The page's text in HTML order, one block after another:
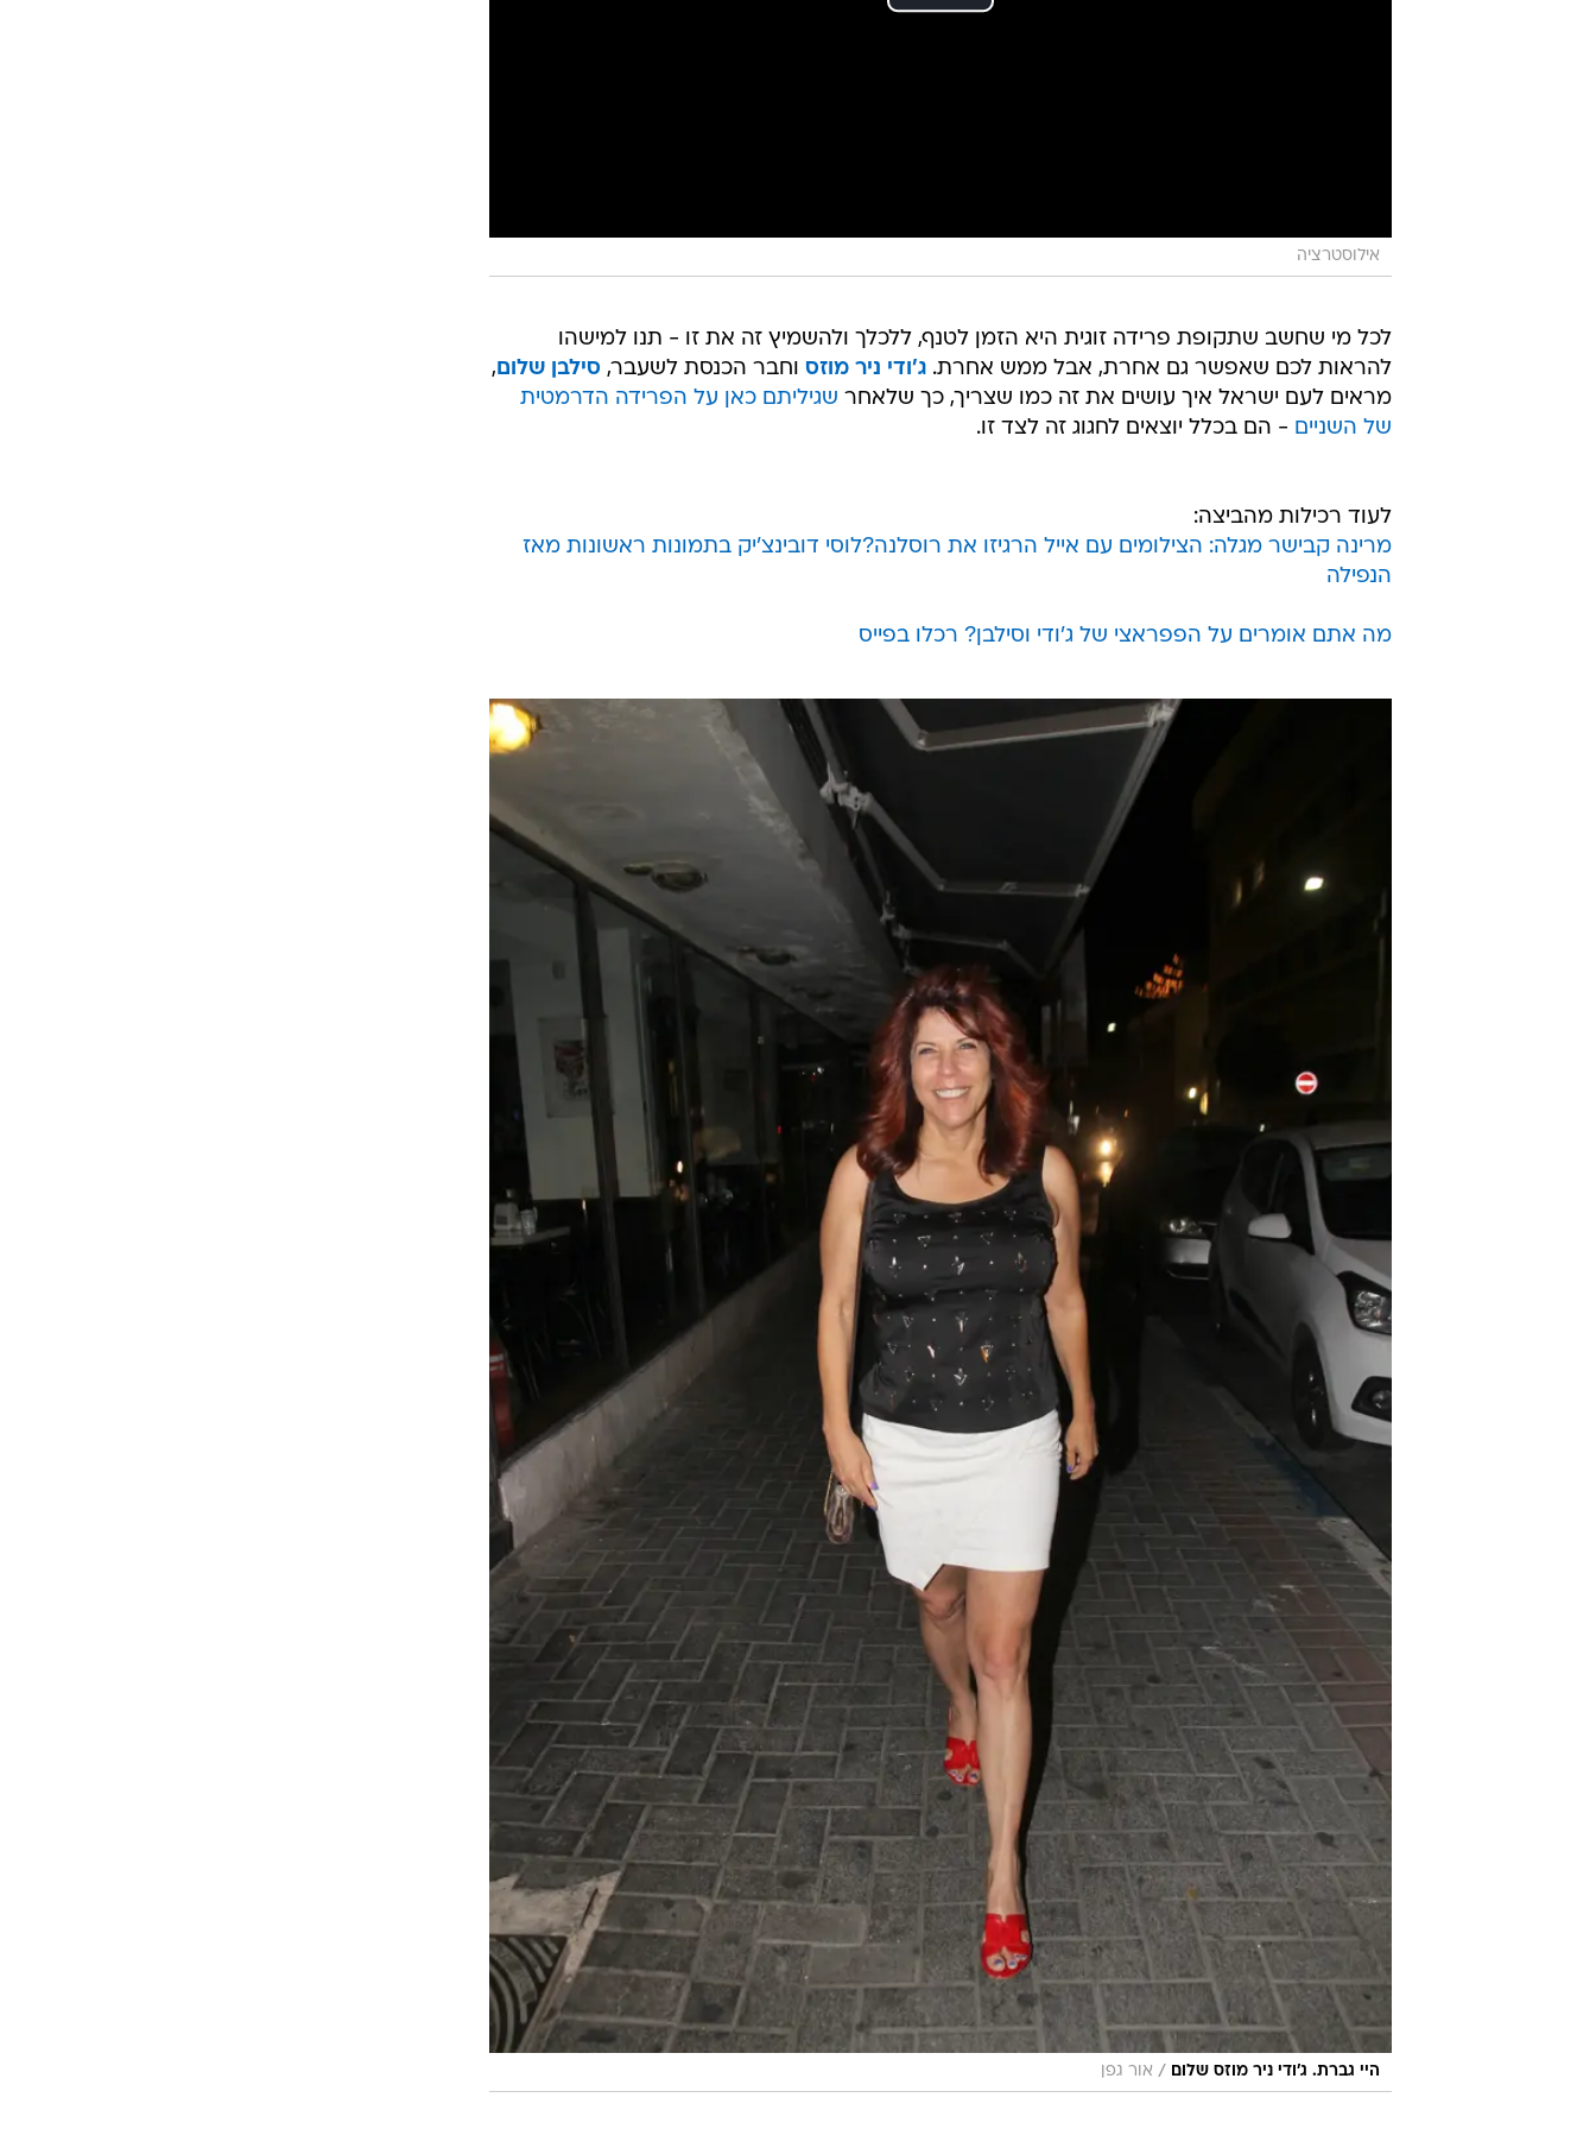
אילוסטרציה
לכל מי שחשב שתקופת פרידה זוגית היא הזמן לטנף, ללכלך ולהשמיץ זה את זו - תנו למישהו
להראות לכם שאפשר גם אחרת, אבל ממש אחרת. ג'ודי ניר מוזס וחבר הכנסת לשעבר, סילבן שלום,
מראים לעם ישראל איך עושים את זה כמו שצריך, כך שלאחר שגיליתם כאן על הפרידה הדרמטית
של השניים - הם בכלל יוצאים לחגוג זה לצד זו.
לעוד רכילות מהביצה:
מרינה קבישר מגלה: הצילומים עם אייל הרגיזו את רוסלנה?לוסי דובינצ'יק בתמונות ראשונות מאז
הנפילה
מה אתם אומרים על הפפראצי של ג'ודי וסילבן? רכלו בפייס
היי גברת. ג'ודי ניר מוזס שלום / אור גפן